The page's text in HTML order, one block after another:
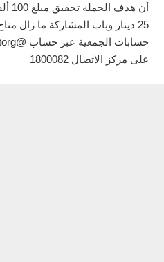
أن
25 دينار وباب المشاركة ما زال
على مركز الاتصال 1800082